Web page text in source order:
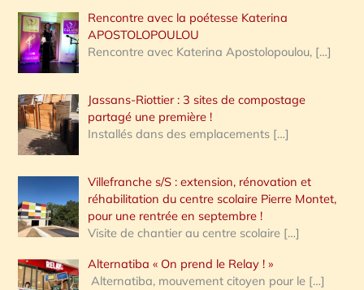
Rencontre avec la poétesse Katerina
APOSTOLOPOULOU
Rencontre avec Katerina Apostolopoulou, […]
Jassans-Riottier : 3 sites de compostage
partagé une première !
Installés dans des emplacements […]
Villefranche s/S : extension, rénovation et
réhabilitation du centre scolaire Pierre Montet,
pour une rentrée en septembre !
Visite de chantier au centre scolaire […]
Alternatiba « On prend le Relay ! »
Alternatiba, mouvement citoyen pour le […]